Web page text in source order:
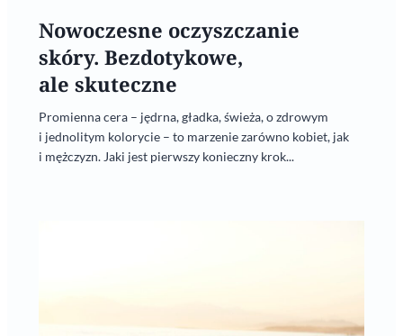
Nowoczesne oczyszczanie
skóry. Bezdotykowe,
ale skuteczne
Promienna cera – jędrna, gładka, świeża, o zdrowym
i jednolitym kolorycie – to marzenie zarówno kobiet, jak
i mężczyzn. Jaki jest pierwszy konieczny krok...